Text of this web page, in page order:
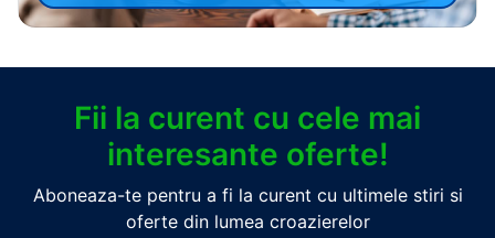
Fii la curent cu cele mai
interesante oferte!
Aboneaza-te pentru a fi la curent cu ultimele stiri si
oferte din lumea croazierelor